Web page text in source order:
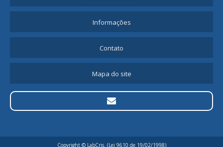
Informações
Contato
Mapa do site
Copyright © LabCris. (Lei 9610 de 19/02/1998)